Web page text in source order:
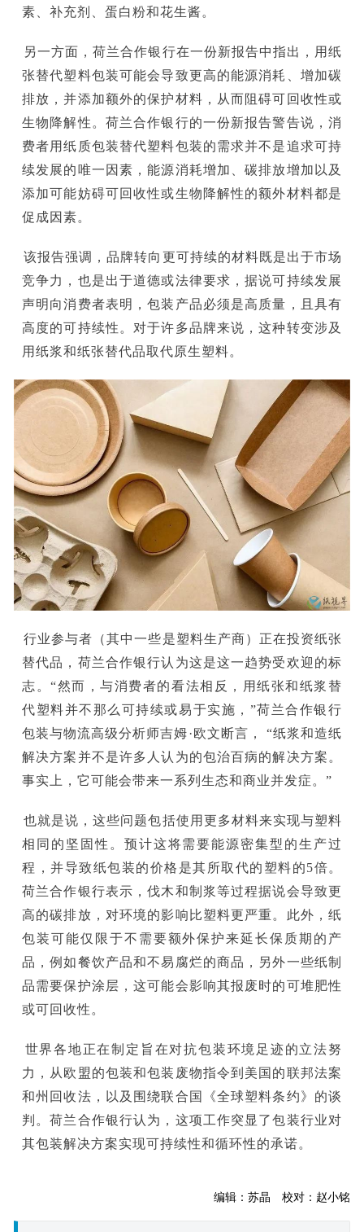
素、补充剂、蛋白粉和花生酱。
一方面，荷兰合作银行在一份新报告中指出，用纸
张替代塑料包装可能会导致更高的能源消耗、增加碳
排放，并添加额外的保护材料，从而阻碍可回收性或
生物降解性。荷兰合作银行的一份新报告警告说，消
费者用纸质包装替代塑料包装的需求并不是追求可持
续发展的唯一因素，能源消耗增加、碳排放增加以及
添加可能妨碍可回收性或生物降解性的额外材料都是
促成因素。
报告强调，品牌转向更可持续的材料既是出于市场
竞争力，也是出于道德或法律要求，据说可持续发展
声明向消费者表明，包装产品必须是高质量，且具有
高度的可持续性。对于许多品牌来说，这种转变涉及
用纸浆和纸张替代品取代原生塑料。
业参与者（其中一些是塑料生产商）正在投资纸张
替代品，荷兰合作银行认为这是这一趋势受欢迎的标
志。“然而，与消费者的看法相反，用纸张和纸浆替
代塑料并不那么可持续或易于实施，”荷兰合作银行
包装与物流高级分析师吉姆·欧文断言， “纸浆和造纸
解决方案并不是许多人认为的包治百病的解决方案。
事实上，它可能会带来一系列生态和商业并发症。”
就是说，这些问题包括使用更多材料来实现与塑料
相同的坚固性。预计这将需要能源密集型的生产过
程，并导致纸包装的价格是其所取代的塑料的5倍。
荷兰合作银行表示，伐木和制浆等过程据说会导致更
高的碳排放，对环境的影响比塑料更严重。此外，纸
包装可能仅限于不需要额外保护来延长保质期的产
品，例如餐饮产品和不易腐烂的商品，另外一些纸制
品需要保护涂层，这可能会影响其报废时的可堆肥性
或可回收性。
界各地正在制定旨在对抗包装环境足迹的立法努
力，从欧盟的包装和包装废物指令到美国的联邦法案
和州回收法，以及围绕联合国《全球塑料条约》的谈
判。荷兰合作银行认为，这项工作突显了包装行业对
其包装解决方案实现可持续性和循环性的承诺。
编辑：苏晶 校对：赵小铭